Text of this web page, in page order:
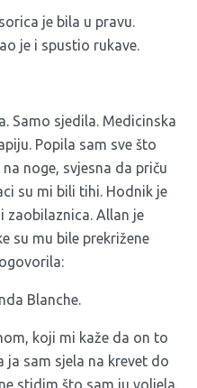
je bila u pravu.
je i spustio rukave.
Samo sjedila. Medicinska
Popila sam sve što
noge, svjesna da priču
su mi bili tihi. Hodnik je
zaobilaznica. Allan je
su mu bile prekrižene
Blanche.
koji mi kaže da on to
ja sam sjela na krevet do
stidim što sam ju voljela.